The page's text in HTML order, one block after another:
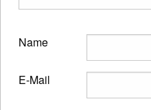
Name
E-Mail